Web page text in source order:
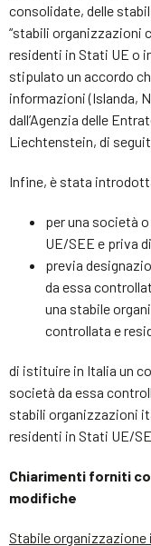
consolidate, delle
“stabili organizzazioni
residenti in Stati UE o
stipulato un accordo
informazioni (Islanda,
dall’Agenzia delle
Liechtenstein, di
Infine, è stata
per una società
UE/SEE e priva
previa
da essa
una stabile
controllata e
di istituire in Italia un
società da essa
stabili organizzazioni
residenti in Stati UE/
Chiarimenti forniti
modifiche
Stabile